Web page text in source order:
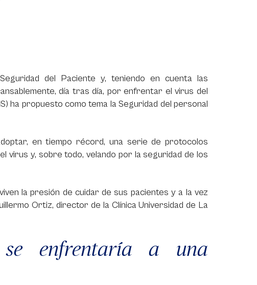
del Paciente y, teniendo en cuenta las
día tras día, por enfrentar el virus del
ha propuesto como tema la Seguridad del personal
en tiempo récord, una serie de protocolos
virus y, sobre todo, velando por la seguridad de los
la presión de cuidar de sus pacientes y a la vez
Ortiz, director de la Clínica Universidad de La
se enfrentaría a una